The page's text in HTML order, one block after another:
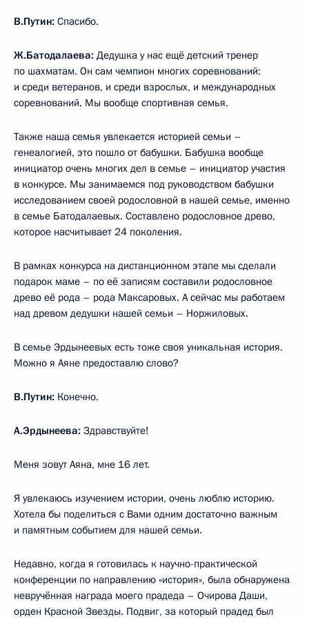
В.Путин: Спасибо.
Ж.Батодалаева: Дедушка у нас ещё детский тренер
по шахматам. Он сам чемпион многих соревнований:
и среди ветеранов, и среди взрослых, и международных
соревнований. Мы вообще спортивная семья.
Также наша семья увлекается историей семьи –
генеалогией, это пошло от бабушки. Бабушка вообще
инициатор очень многих дел в семье – инициатор участия
в конкурсе. Мы занимаемся под руководством бабушки
исследованием своей родословной в нашей семье, именно
в семье Батодалаевых. Составлено родословное древо,
которое насчитывает 24 поколения.
В рамках конкурса на дистанционном этапе мы сделали
подарок маме – по её записям составили родословное
древо её рода – рода Максаровых. А сейчас мы работаем
над древом дедушки нашей семьи – Норжиловых.
В семье Эрдынеевых есть тоже своя уникальная история.
Можно я Аяне предоставлю слово?
В.Путин: Конечно.
А.Эрдынеева: Здравствуйте!
Меня зовут Аяна, мне 16 лет.
Я увлекаюсь изучением истории, очень люблю историю.
Хотела бы поделиться с Вами одним достаточно важным
и памятным событием для нашей семьи.
Недавно, когда я готовилась к научно-практической
конференции по направлению «история», была обнаружена
невручённая награда моего прадеда – Очирова Даши,
орден Красной Звезды. Подвиг, за который прадед был